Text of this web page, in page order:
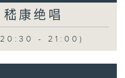
康绝唱
- 21:00)